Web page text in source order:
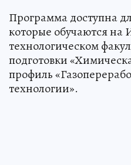
Программа доступна
которые обучаются
технологическом
подготовки
профиль
технологии».